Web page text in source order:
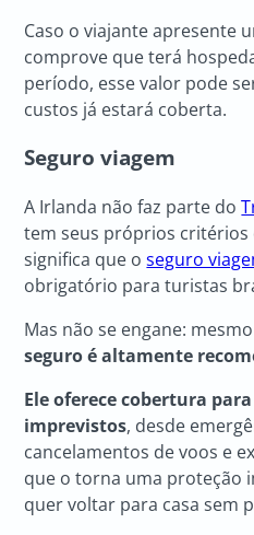
Caso o viajante apresente
comprove que terá
período, esse valor pode
custos já estará coberta.
Seguro viagem
A Irlanda não faz parte do
tem seus próprios critérios
significa que oseguro
obrigatório para turistas
Mas não se engane:
seguro é altamente
Ele oferece cobertura
imprevistos, desde
cancelamentos de voos e
que o torna uma proteção
quer voltar para casa sem